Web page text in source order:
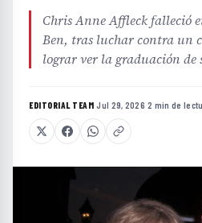
Chris Anne Affleck falleció
Ben, tras luchar contra un
lograr ver la graduación de
EDITORIAL TEAM·Jul 29, 2026·2 min de